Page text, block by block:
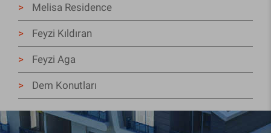
Melisa Residence
Feyzi Kıldıran
Feyzi Aga
Dem Konutları